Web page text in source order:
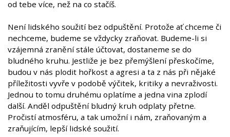
od tebe více, než na co stačíš.
Není lidského soužití bez odpuštění. Protože ať chceme či
nechceme, budeme se vždycky zraňovat. Budeme-li si
vzájemná zranění stále účtovat, dostaneme se do
bludného kruhu. Jestliže je bez přemýšlení přeskočíme,
budou v nás plodit hořkost a agresi a ta z nás při nějaké
příležitosti vyvře v podobě výčitek, kritiky a nevraživosti.
Jednou to tomu druhému oplatíme a jedna vina zplodí
další. Anděl odpuštění bludný kruh odplaty přetne.
Pročistí atmosféru, a tak umožní i nám, zraňovaným a
zraňujícím, lepší lidské soužití.